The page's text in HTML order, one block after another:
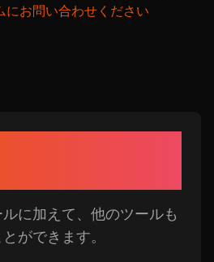
にお問い合わせください
に加えて、他のツールも
ができます。